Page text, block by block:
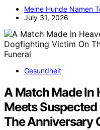
Meine Hunde Namen
July 31, 2026
Gesundheit
A Match Made In
Meets
The Anniversary